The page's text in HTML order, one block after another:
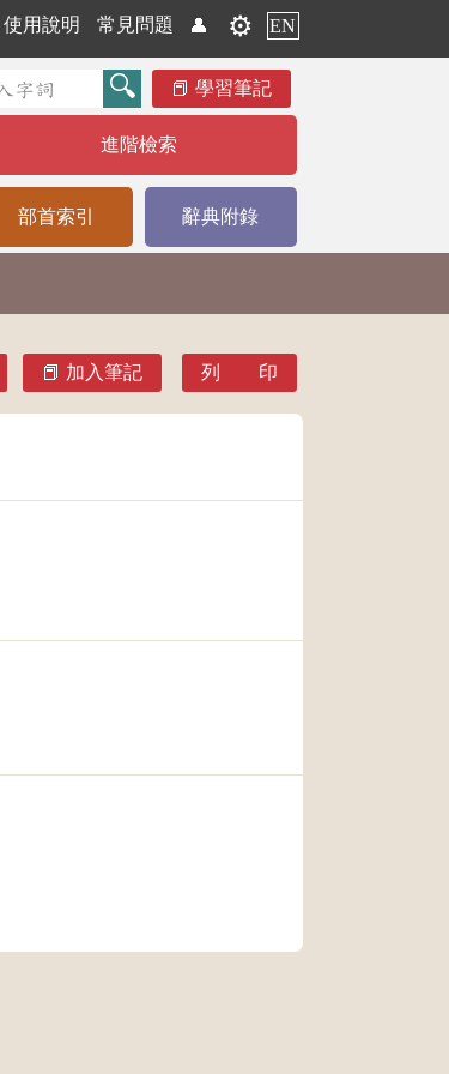
使用說明 常見問題 👤 ⚙️ EN
學習筆記
進階檢索
部首索引 辭典附錄
加入筆記 列 印